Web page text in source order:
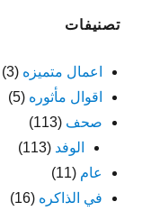
تصنيفات
اعمال متميزه (3)
اقوال مأثوره (5)
صحف (113)
الوفد (113)
عام (11)
في الذاكره (16)